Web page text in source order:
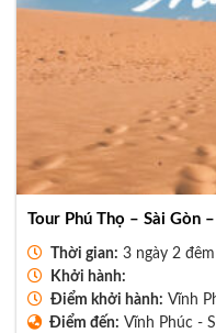
Tour Phú Thọ – Sài Gòn
Thời gian: 3 ngày 2 đêm
Khởi hành:
Điểm khởi hành: Vĩnh
Điểm đến: Vĩnh Phúc -